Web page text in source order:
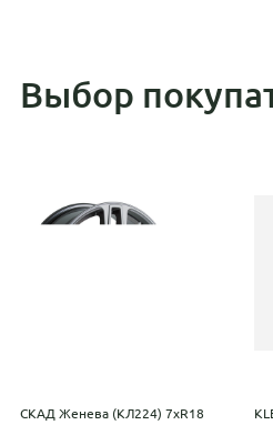
Выбор
СКАД Женева (КЛ224) 7xR18